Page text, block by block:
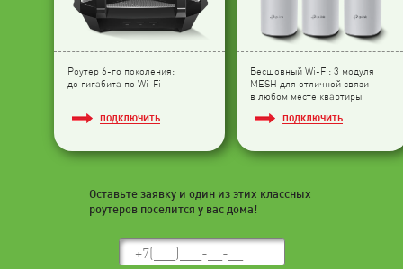
Роутер 6-го поколения:
до гигабита по Wi-Fi
ПОДКЛЮЧИТЬ
Бесшовный Wi-Fi: 3 модуля
МESH для отличной связи
в любом месте квартиры
ПОДКЛЮЧИТЬ
Оставьте заявку и один из этих классных
роутеров поселится у вас дома!